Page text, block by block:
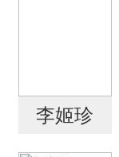
李姬珍